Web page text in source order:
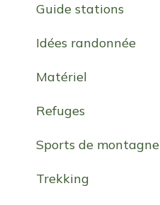
Guide stations
Idées randonnée
Matériel
Refuges
Sports de montagne
Trekking